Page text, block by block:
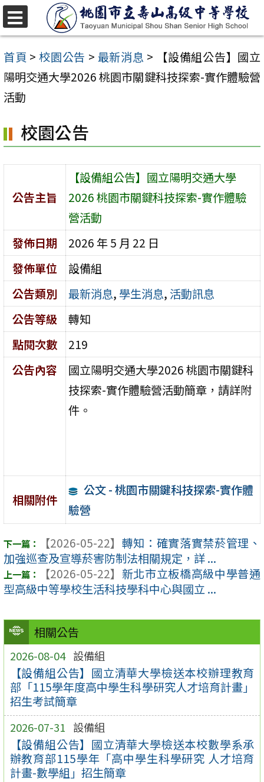
跳
至
主
要
內
區
首頁 > 校園公告 > 最新消息 >
【設備組公告】國立
陽明交通大學2026 桃園市關鍵科技探索-實作體驗營
活動
相關公告
2026-08-04 設備組
【設備組公告】國立清華大學檢送本校辦理教育
部「115學年度高中學生科學研究人才培育計畫」
招生考試簡章
2026-07-31 設備組
【設備組公告】國立清華大學檢送本校數學系承
辦教育部115學年「高中學生科學研究 人才培育
計畫-數學組」招生簡章
校園公告
公告主旨
【設備組公告】國立陽明交通大學
2026 桃園市關鍵科技探索-實作體驗
營活動
發佈日期
2026 年 5 月 22 日
發佈單位
設備組
公告類別
最新消息, 學生消息, 活動訊息
公告等級
轉知
點閱次數
219
公告內容
國立陽明交通大學2026 桃園市關鍵科
技探索-實作體驗營活動簡章，請詳附
件。
相關附件
公文 - 桃園市關鍵科技探索-實作體
驗營
【2026-05-22】 轉知：確實落實禁菸管理、
加強巡查及宣導菸害防制法相關規定，詳 ...
【2026-05-22】 新北市立板橋高級中學普通
型高級中等學校生活科技學科中心與國立 ...
選
單